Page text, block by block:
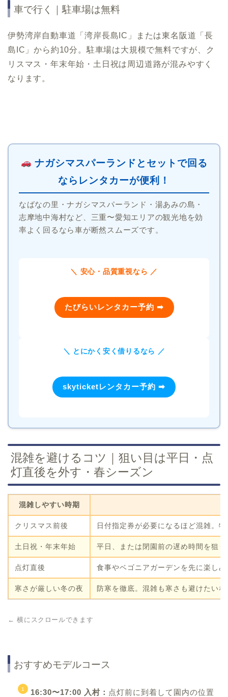
車で行く｜駐車場は無料
伊勢湾岸自動車道「湾岸長島IC」または東名阪道「長
島IC」から約10分。駐車場は大規模で無料ですが、ク
リスマス・年末年始・土日祝は周辺道路が混みやすく
なります。
ナガシマスパーランドとセットで回る
ならレンタカーが便利！
なばなの里・ナガシマスパーランド・湯あみの島・
志摩地中海村など、三重〜愛知エリアの観光地を効
率よく回るなら車が断然スムーズです。
＼ 安心・品質重視なら ／
たびらいレンタカー予約 ➡
＼ とにかく安く借りるなら ／
skyticketレンタカー予約 ➡
混雑を避けるコツ｜狙い目は平日・点
灯直後を外す・春シーズン
混雑しやすい時期
クリスマス前後 日付指定券が必要になるほど混雑。
土日祝・年末年始 平日、または閉園前の遅め時間を狙う
点灯直後 食事やベゴニアガーデンを先に楽し
寒さが厳しい冬の夜 防寒を徹底。混雑も寒さも避けたい
← 横にスクロールできます
おすすめモデルコース
16:30〜17:00 入村： 点灯前に到着して園内の位置